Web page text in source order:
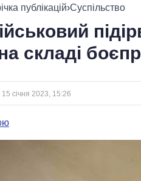
УСІ ПОЛІТИКИ ПРЕЗИДЕНТ І ОФІС
публікацій›Суспільство
складі
15 січня 2023, 15:26